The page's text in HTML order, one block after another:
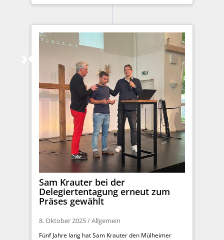
Sam Krauter bei der
Delegiertentagung erneut zum
Präses gewählt
8. Oktober 2025/Allgemein
Fünf Jahre lang hat Sam Krauter den Mülheimer